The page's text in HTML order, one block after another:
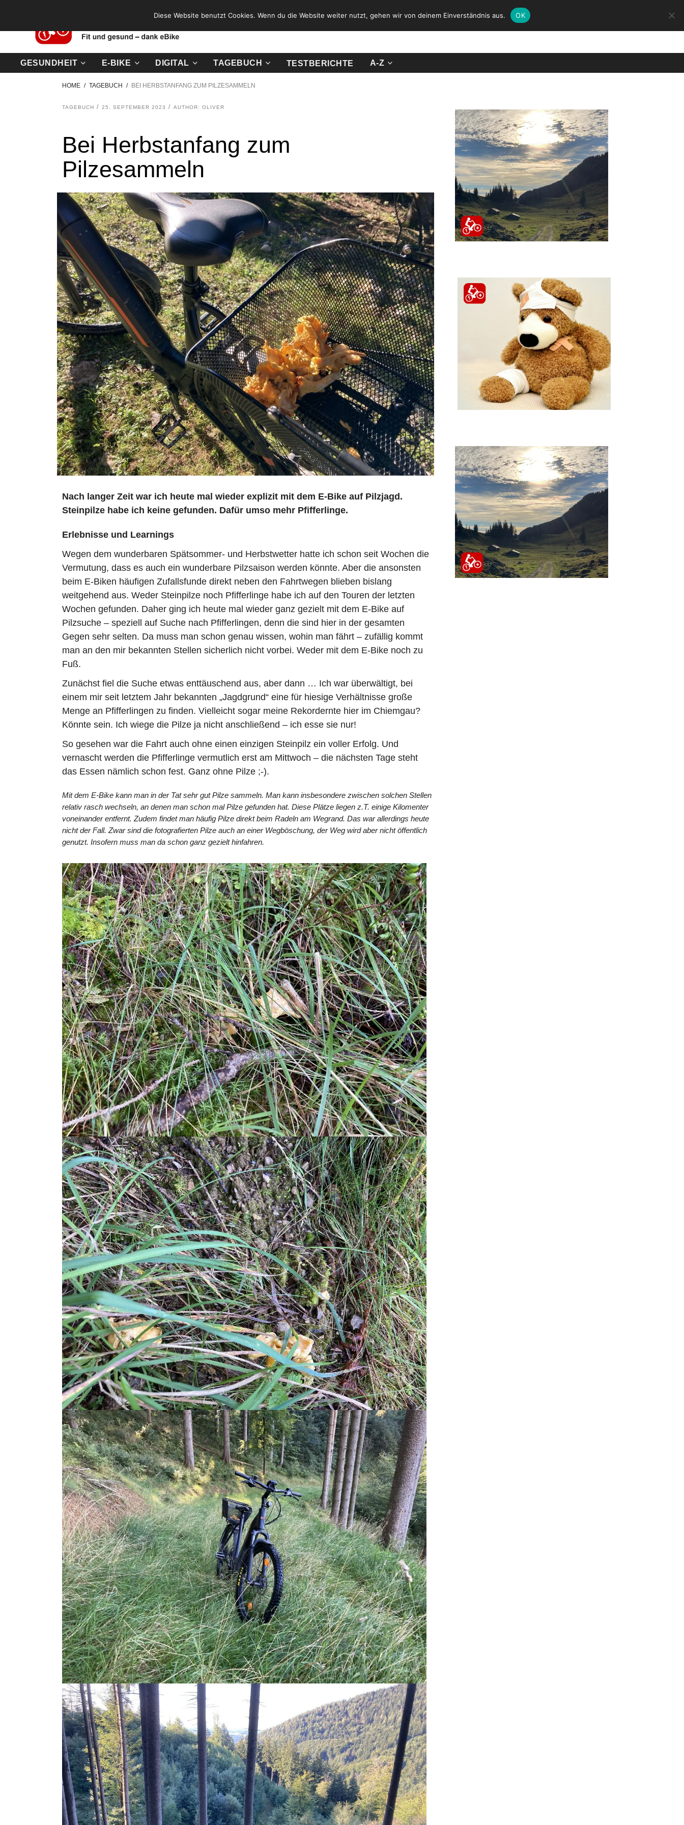
GESUNDHEIT E-BIKE DIGITAL TAGEBUCH TESTBERICHTE A-Z
HOME TAGEBUCH BEI HERBSTANFANG ZUM PILZESAMMELN
TAGEBUCH 25. SEPTEMBER 2023 AUTHOR: OLIVER
Bei Herbstanfang zum
Pilzesammeln
Nach langer Zeit war ich heute mal wieder explizit mit dem E-Bike auf Pilzjagd.
Steinpilze habe ich keine gefunden. Dafür umso mehr Pfifferlinge.
Erlebnisse und Learnings
Wegen dem wunderbaren Spätsommer- und Herbstwetter hatte ich schon seit Wochen die
Vermutung, dass es auch ein wunderbare Pilzsaison werden könnte. Aber die ansonsten
beim E-Biken häufigen Zufallsfunde direkt neben den Fahrtwegen blieben bislang
weitgehend aus. Weder Steinpilze noch Pfifferlinge habe ich auf den Touren der letzten
Wochen gefunden. Daher ging ich heute mal wieder ganz gezielt mit dem E-Bike auf
Pilzsuche – speziell auf Suche nach Pfifferlingen, denn die sind hier in der gesamten
Gegen sehr selten. Da muss man schon genau wissen, wohin man fährt – zufällig kommt
man an den mir bekannten Stellen sicherlich nicht vorbei. Weder mit dem E-Bike noch zu
Fuß.
Zunächst fiel die Suche etwas enttäuschend aus, aber dann … Ich war überwältigt, bei
einem mir seit letztem Jahr bekannten „Jagdgrund“ eine für hiesige Verhältnisse große
Menge an Pfifferlingen zu finden. Vielleicht sogar meine Rekordernte hier im Chiemgau?
Könnte sein. Ich wiege die Pilze ja nicht anschließend – ich esse sie nur!
So gesehen war die Fahrt auch ohne einen einzigen Steinpilz ein voller Erfolg. Und
vernascht werden die Pfifferlinge vermutlich erst am Mittwoch – die nächsten Tage steht
das Essen nämlich schon fest. Ganz ohne Pilze ;-).
Mit dem E-Bike kann man in der Tat sehr gut Pilze sammeln. Man kann insbesondere zwischen solchen Stellen
relativ rasch wechseln, an denen man schon mal Pilze gefunden hat. Diese Plätze liegen z.T. einige Kilomenter
voneinander entfernt. Zudem findet man häufig Pilze direkt beim Radeln am Wegrand. Das war allerdings heute
nicht der Fall. Zwar sind die fotografierten Pilze auch an einer Wegböschung, der Weg wird aber nicht öffentlich
genutzt. Insofern muss man da schon ganz gezielt hinfahren.
Diese Website benutzt Cookies. Wenn du die Website weiter nutzt, gehen wir von deinem Einverständnis aus. OK